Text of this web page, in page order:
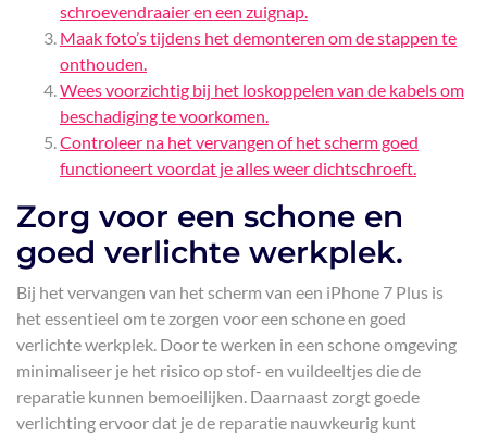
schroevendraaier en een zuignap.
Maak foto’s tijdens het demonteren om de stappen te
onthouden.
Wees voorzichtig bij het loskoppelen van de kabels om
beschadiging te voorkomen.
Controleer na het vervangen of het scherm goed
functioneert voordat je alles weer dichtschroeft.
Zorg voor een schone en
goed verlichte werkplek.
Bij het vervangen van het scherm van een iPhone 7 Plus is
het essentieel om te zorgen voor een schone en goed
verlichte werkplek. Door te werken in een schone omgeving
minimaliseer je het risico op stof- en vuildeeltjes die de
reparatie kunnen bemoeilijken. Daarnaast zorgt goede
verlichting ervoor dat je de reparatie nauwkeurig kunt